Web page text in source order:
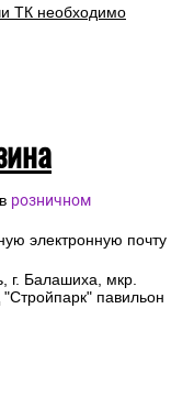
ТК необходимо
розничном
электронную почту
г. Балашиха, мкр.
павильон